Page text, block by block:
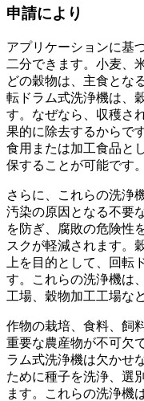
申請により
アプリケーションに基
二分できます。小麦、
どの穀物は、主食とな
転ドラム式洗浄機は、
す。なぜなら、収穫さ
果的に除去するからで
食用または加工食品と
保することが可能です。
さらに、これらの洗浄
汚染の原因となる不要
を防ぎ、腐敗の危険性
スクが軽減されます。
上を目的として、回転
す。これらの洗浄機は
工場、穀物加工工場な
作物の栽培、食料、飼
重要な農産物が不可欠
ラム式洗浄機は欠かせ
ために種子を洗浄、選
ます。これらの洗浄機